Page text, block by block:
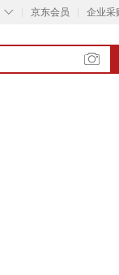
◇ 京东会员 企业采